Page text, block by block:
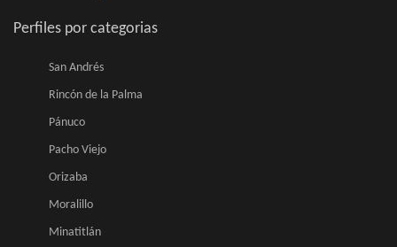
Perfiles por categorias
San Andrés
Rincón de la Palma
Pánuco
Pacho Viejo
Orizaba
Moralillo
Minatitlán